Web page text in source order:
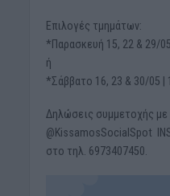
Επιλογές τμημάτων:
*Παρασκευή 15, 22 & 29/
ή
*Σάββατο 16, 23 & 30/05 |
Δηλώσεις συμμετοχής με
@KissamosSocialSpot
στο τηλ. 6973407450.